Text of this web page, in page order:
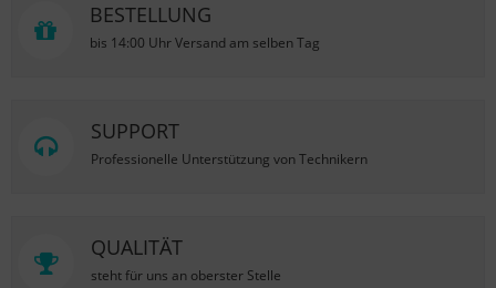
BESTELLUNG
bis 14:00 Uhr Versand am selben Tag
SUPPORT
Professionelle Unterstützung von Technikern
QUALITÄT
steht für uns an oberster Stelle